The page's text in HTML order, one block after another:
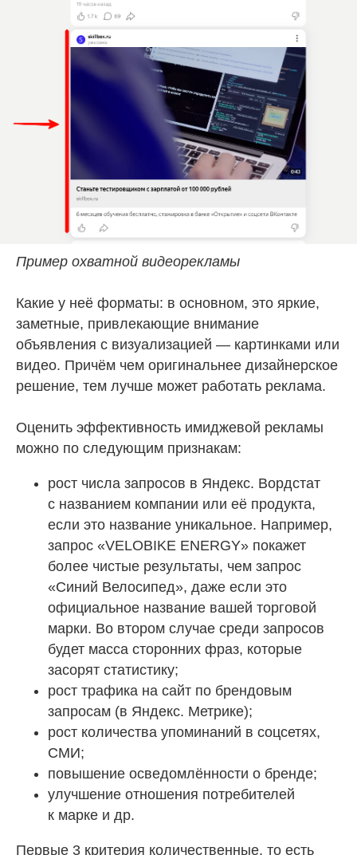
Пример охватной видеорекламы
Какие у неё форматы: в основном, это яркие,
заметные, привлекающие внимание
объявления с визуализацией — картинками или
видео. Причём чем оригинальнее дизайнерское
решение, тем лучше может работать реклама.
Оценить эффективность имиджевой рекламы
можно по следующим признакам:
рост числа запросов в Яндекс. Вордстат
с названием компании или её продукта,
если это название уникальное. Например,
запрос «VELOBIKE ENERGY» покажет
более чистые результаты, чем запрос
«Синий Велосипед», даже если это
официальное название вашей торговой
марки. Во втором случае среди запросов
будет масса сторонних фраз, которые
засорят статистику;
рост трафика на сайт по брендовым
запросам (в Яндекс. Метрике);
рост количества упоминаний в соцсетях,
СМИ;
повышение осведомлённости о бренде;
улучшение отношения потребителей
к марке и др.
Первые 3 критерия количественные, то есть